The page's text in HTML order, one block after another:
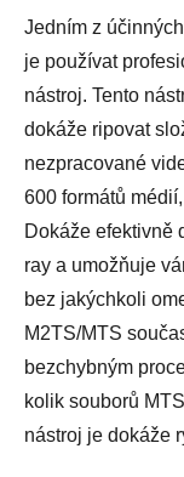
Jedním z
je používat
nástroj. Tento
dokáže ripovat
nezpracované
600 formátů
Dokáže efektivně
ray a umožňuje
bez jakýchkoli
M2TS/MTS
bezchybným
kolik souborů
nástroj je dokáže